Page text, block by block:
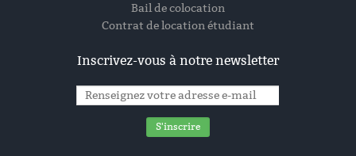
Bail de colocation
Contrat de location étudiant
Inscrivez-vous à notre newsletter